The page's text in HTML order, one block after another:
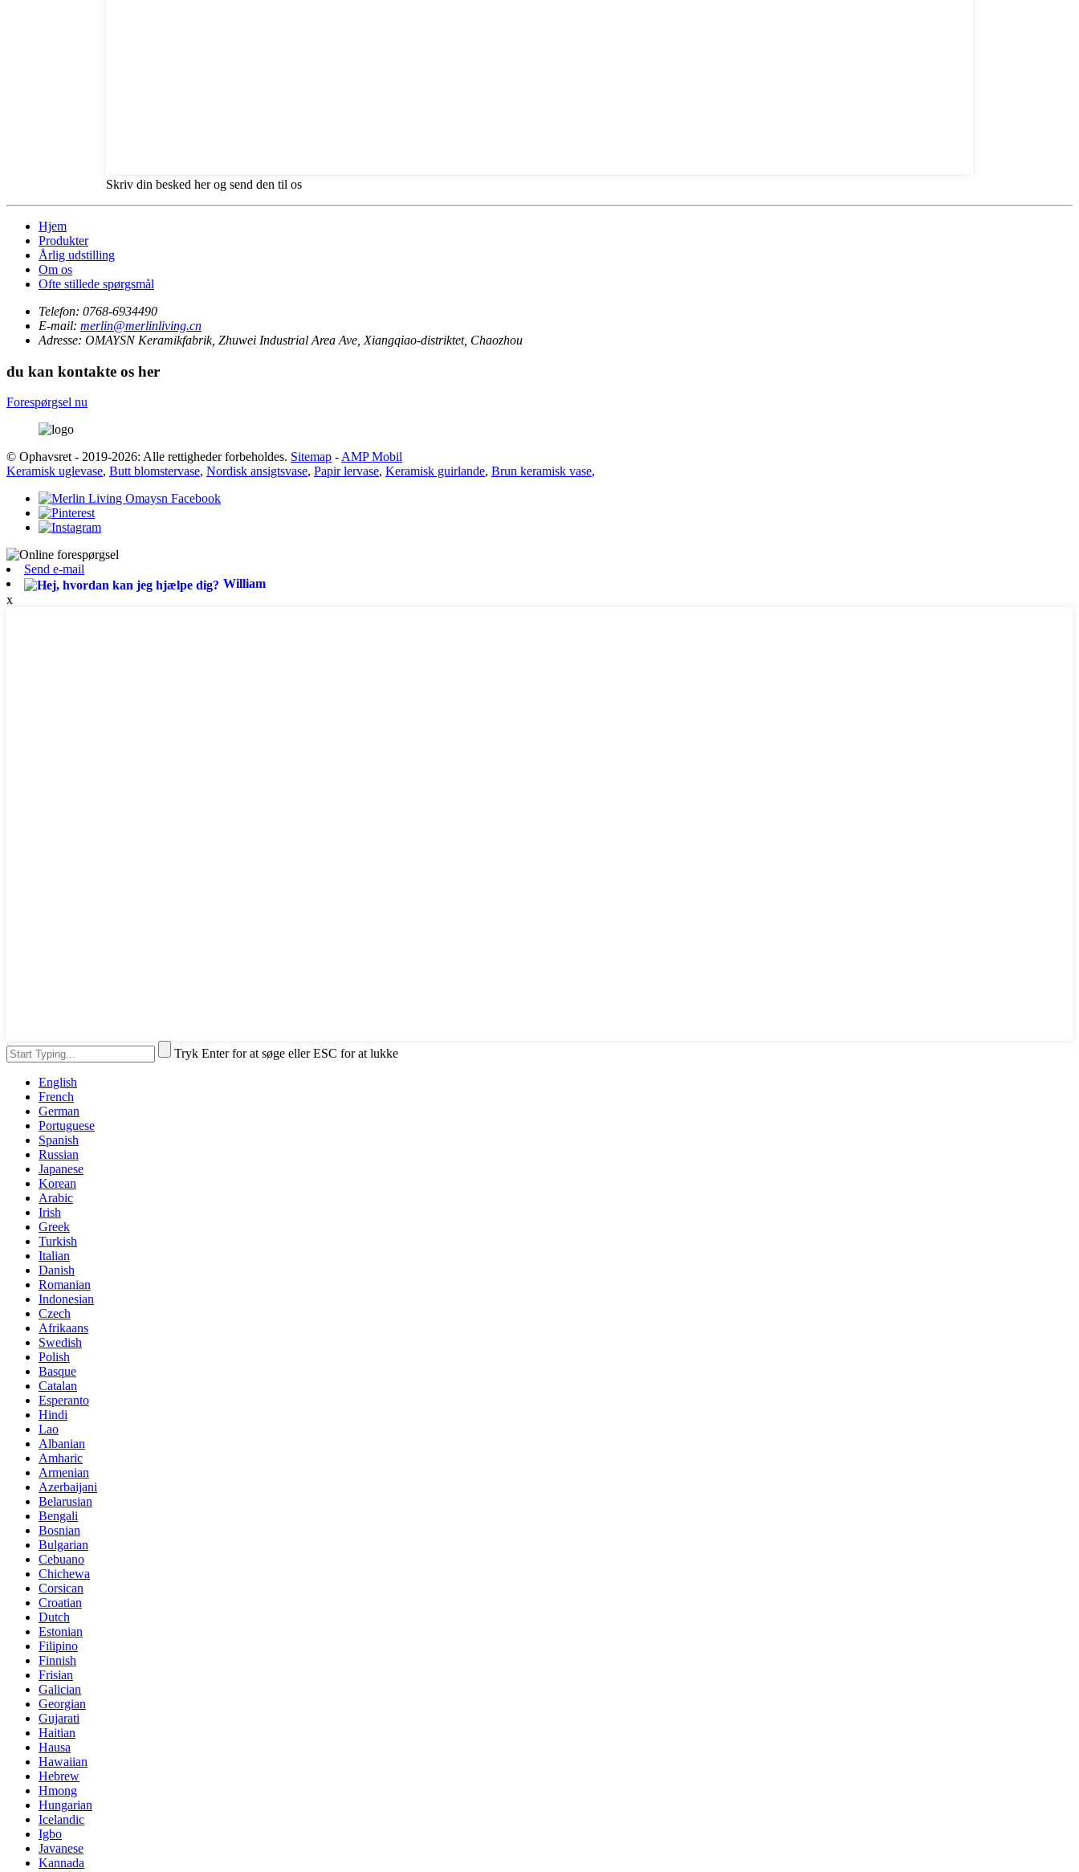
Skriv din besked her og send den til os
Hjem
Produkter
Årlig udstilling
Om os
Ofte stillede spørgsmål
Telefon: 0768-6934490
E-mail: merlin@merlinliving.cn
Adresse: OMAYSN Keramikfabrik, Zhuwei Industrial Area Ave, Xiangqiao-distriktet, Chaozhou
du kan kontakte os her
Forespørgsel nu
© Ophavsret - 2019-2026: Alle rettigheder forbeholdes. Sitemap -AMP Mobil
Keramisk uglevase, Butt blomstervase, Nordisk ansigtsvase, Papir lervase, Keramisk guirlande, Brun keramisk vase,
Send e-mail
William
x
Tryk Enter for at søge eller ESC for at lukke
English
French
German
Portuguese
Spanish
Russian
Japanese
Korean
Arabic
Irish
Greek
Turkish
Italian
Danish
Romanian
Indonesian
Czech
Afrikaans
Swedish
Polish
Basque
Catalan
Esperanto
Hindi
Lao
Albanian
Amharic
Armenian
Azerbaijani
Belarusian
Bengali
Bosnian
Bulgarian
Cebuano
Chichewa
Corsican
Croatian
Dutch
Estonian
Filipino
Finnish
Frisian
Galician
Georgian
Gujarati
Haitian
Hausa
Hawaiian
Hebrew
Hmong
Hungarian
Icelandic
Igbo
Javanese
Kannada